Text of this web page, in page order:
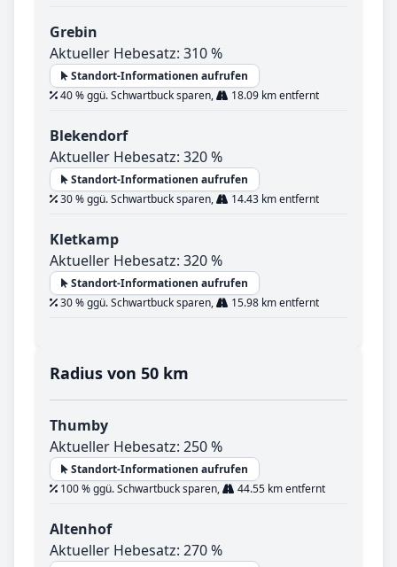
Grebin
Aktueller Hebesatz: 310 %
Standort-Informationen aufrufen
40 % ggü. Schwartbuck sparen,
18.09 km entfernt
Blekendorf
Aktueller Hebesatz: 320 %
Standort-Informationen aufrufen
30 % ggü. Schwartbuck sparen,
14.43 km entfernt
Kletkamp
Aktueller Hebesatz: 320 %
Standort-Informationen aufrufen
30 % ggü. Schwartbuck sparen,
15.98 km entfernt
Radius von 50 km
Thumby
Aktueller Hebesatz: 250 %
Standort-Informationen aufrufen
100 % ggü. Schwartbuck sparen,
44.55 km entfernt
Altenhof
Aktueller Hebesatz: 270 %